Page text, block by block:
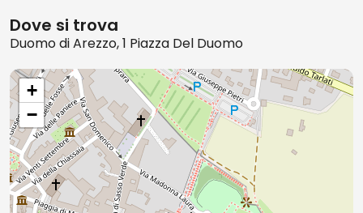
Dove si trova
Duomo di Arezzo, 1 Piazza Del Duomo
+
−